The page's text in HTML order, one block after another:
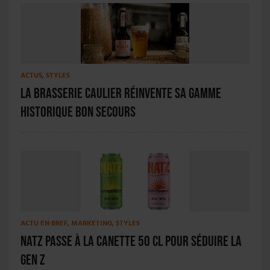
ACTUS, STYLES
La Brasserie Caulier réinvente sa gamme
historique Bon Secours
ACTU EN BREF, MARKETING, STYLES
Natz passe à la canette 50 cl pour séduire la
Gen Z